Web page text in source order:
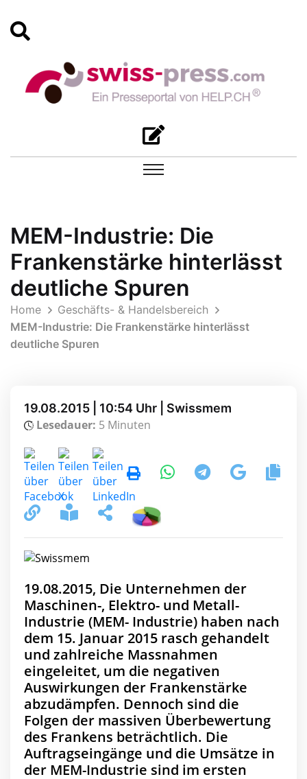
MEM-Industrie: Die
Frankenstärke hinterlässt
deutliche Spuren
Home
Geschäfts- & Handelsbereich
MEM-Industrie: Die Frankenstärke hinterlässt
deutliche Spuren
19.08.2015 | 10:54 Uhr | Swissmem
Lesedauer: 5 Minuten
19.08.2015, Die Unternehmen der
Maschinen-, Elektro- und Metall-
Industrie (MEM- Industrie) haben nach
dem 15. Januar 2015 rasch gehandelt
und zahlreiche Massnahmen
eingeleitet, um die negativen
Auswirkungen der Frankenstärke
abzudämpfen. Dennoch sind die
Folgen der massiven Überbewertung
des Frankens beträchtlich. Die
Auftragseingänge und die Umsätze in
der MEM-Industrie sind im ersten